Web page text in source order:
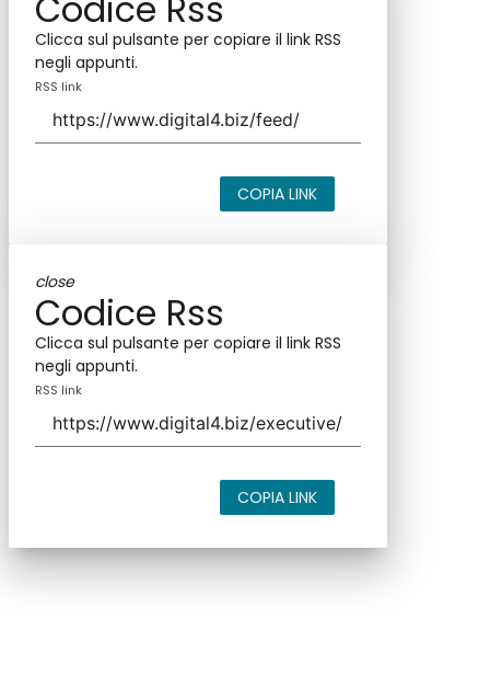
Clicca sul pulsante per copiare il link RSS
negli appunti.
RSS link
COPIA LINK
close
Codice Rss
Clicca sul pulsante per copiare il link RSS
negli appunti.
RSS link
COPIA LINK